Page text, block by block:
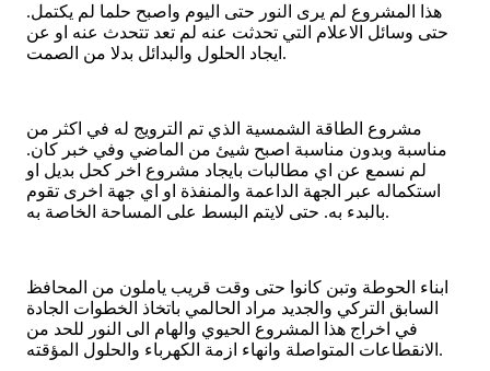
هذا المشروع لم يرى النور حتى اليوم واصبح حلما لم يكتمل.
حتى وسائل الاعلام التي تحدثت عنه لم تعد تتحدث عنه او عن
ايجاد الحلول والبدائل بدلا من الصمت.
مشروع الطاقة الشمسية الذي تم الترويج له في اكثر من
مناسبة وبدون مناسبة اصبح شيئ من الماضي وفي خبر كان.
لم نسمع عن اي مطالبات بايجاد مشروع اخر كحل بديل او
استكماله عبر الجهة الداعمة والمنفذة او اي جهة اخرى تقوم
بالبدء به. حتى لايتم البسط على المساحة الخاصة به.
ابناء الحوطة وتبن كانوا حتى وقت قريب ياملون من المحافظ
السابق التركي والجديد مراد الحالمي باتخاذ الخطوات الجادة
في اخراج هذا المشروع الحيوي والهام الى النور للحد من
الانقطاعات المتواصلة وانهاء ازمة الكهرباء والحلول المؤقته.